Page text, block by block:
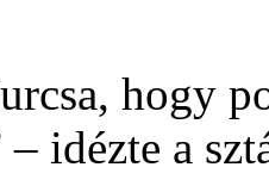
hogy
idézte a